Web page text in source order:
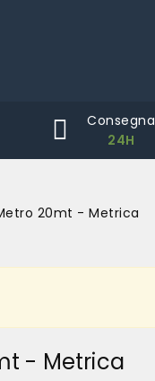
Consegna
24H
20mt - Metrica
- Metrica